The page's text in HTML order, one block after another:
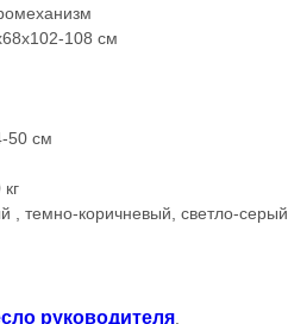
108 см
50 см
, темно-коричневый, светло-серый
руководителя.